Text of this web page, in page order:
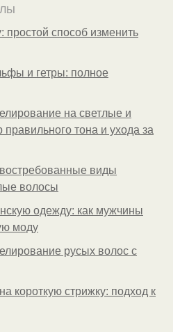
простой способ изменить
и гетры: полное
на светлые и
тона и ухода за
виды
волосы
одежду: как мужчины
моду
русых волос с
короткую стрижку: подход к